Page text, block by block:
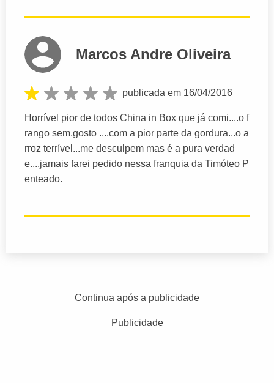
Marcos Andre Oliveira
publicada em 16/04/2016
Horrível pior de todos China in Box que já comi....o f
rango sem.gosto ....com a pior parte da gordura...o a
rroz terrível...me desculpem mas é a pura verdad
e....jamais farei pedido nessa franquia da Timóteo P
enteado.
Continua após a publicidade
Publicidade